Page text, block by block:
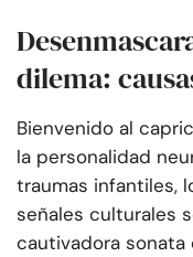
dilema:
Bienvenido al
la personalidad
traumas infantiles,
señales culturales
cautivadora